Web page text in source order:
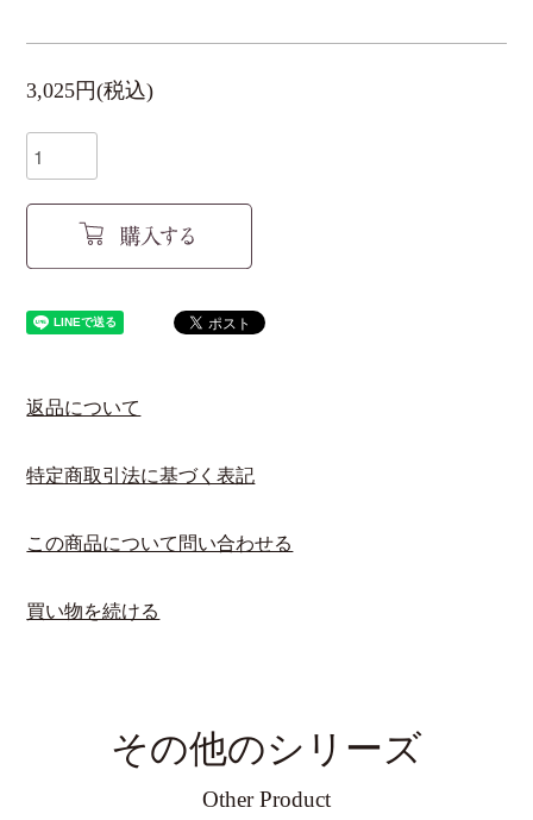
3,025円(税込)
返品について
特定商取引法に基づく表記
この商品について問い合わせる
買い物を続ける
その他のシリーズ
Other Product